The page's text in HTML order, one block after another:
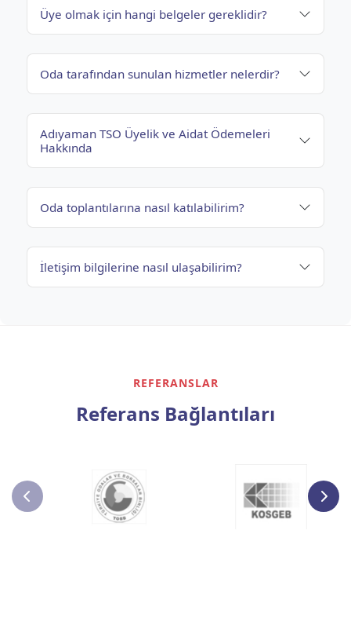
Üye olmak için hangi belgeler gereklidir?
Oda tarafından sunulan hizmetler nelerdir?
Adıyaman TSO Üyelik ve Aidat Ödemeleri
Hakkında
Oda toplantılarına nasıl katılabilirim?
İletişim bilgilerine nasıl ulaşabilirim?
REFERANSLAR
Referans Bağlantıları